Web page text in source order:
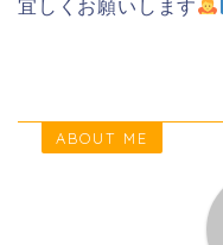
宜しくお願いします
ABOUT ME